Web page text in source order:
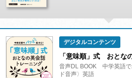
デジタルコンテンツ
「意味順」式 おとな
音声DL BOOK 中学英語で
ド音声〉英語